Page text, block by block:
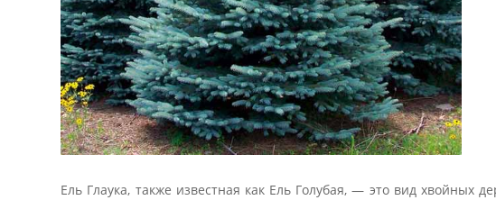
Ель Глаука, также известная как Ель Голубая, — это вид хвойных